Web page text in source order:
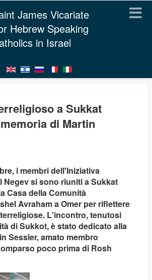
James Vicariate
Hebrew Speaking
in Israel
a Sukkat
di Martin
i membri dell'Iniziativa
Negev si sono riuniti a Sukkat
Casa della Comunità
Avraham a Omer per riflettere
L'incontro, tenutosi
di Sukkot, è stato dedicato alla
Sessler, amato membro
poco prima di Rosh